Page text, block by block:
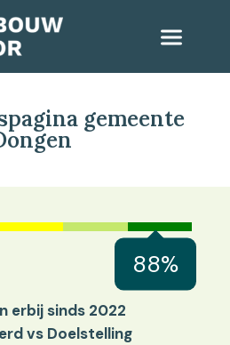
gemeente
88%
erbij sinds 2022
vs Doelstelling